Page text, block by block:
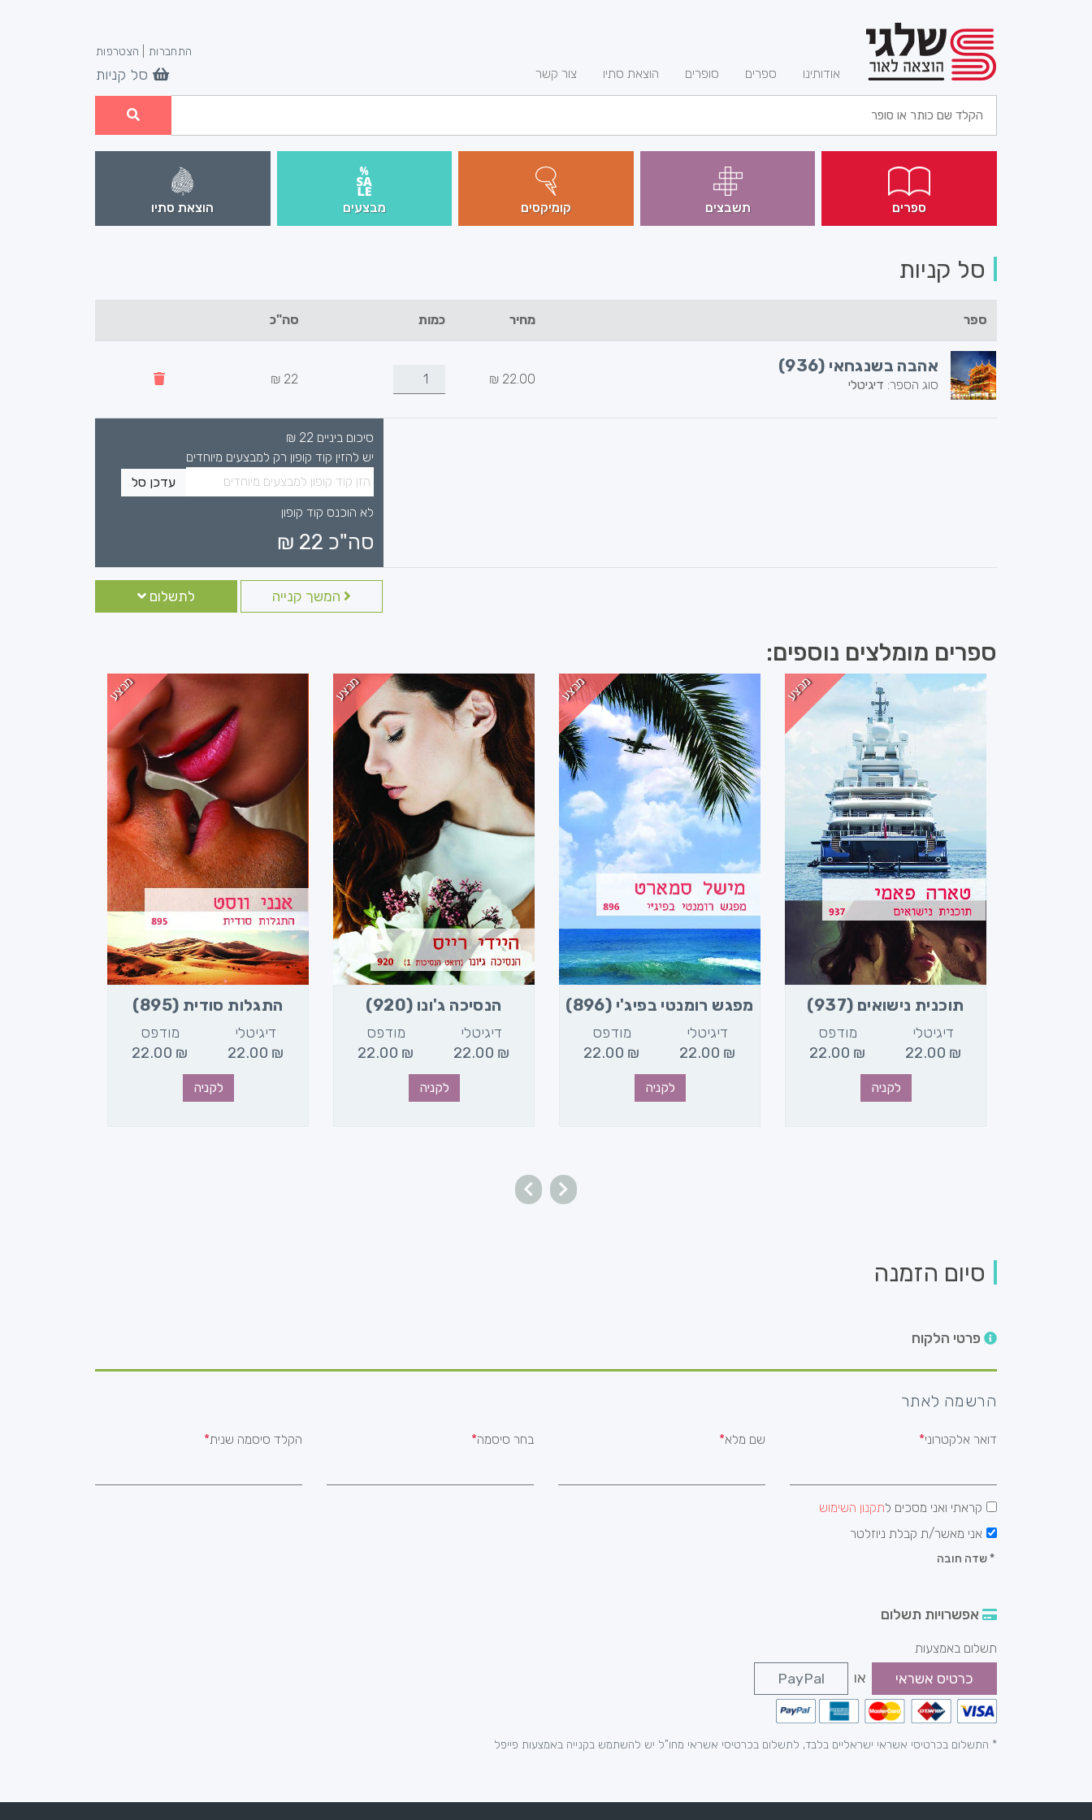
אודותינו ספרים סופרים הוצאת סתיו צור קשר
התחברות הצטרפות
סל קניות
ספרים תשבצים קומיקסים מבצעים הוצאת סתיו
סל קניות
ספר מחיר כמות סה"כ
אהבה בשנגחאי (936)
סוג הספר: דיגיטלי 22.00
₪
22 ₪
סיכום ביניים 22
₪
יש להזין קוד קופון רק למבצעים מיוחדים
עדכן סל
לא הוכנס קוד קופון
סה"כ 22
₪
המשך קנייה לתשלום
ספרים מומלצים נוספים:
מבצע
התגלות סודית (895)
מודפס
22.00 ₪
דיגיטלי
22.00 ₪
לקניה
מבצע
הנסיכה ג'ונו (920)
מודפס
22.00 ₪
דיגיטלי
22.00 ₪
לקניה
מבצע
מפגש רומנטי בפיג'י (896)
מודפס
22.00 ₪
דיגיטלי
22.00 ₪
לקניה
מבצע
תוכנית נישואים (937)
מודפס
22.00 ₪
דיגיטלי
22.00 ₪
לקניה
סיום הזמנה
פרטי הלקוח
הרשמה לאתר
דואר אלקטרוני שם מלא בחר סיסמה הקלד סיסמה שנית
קראתי ואני מסכים לתקנון השימוש
אני מאשר/ת קבלת ניוזלטר
*שדה חובה
אפשרויות תשלום
תשלום באמצעות
כרטיס אשראי או PayPal
* התשלום בכרטיסי אשראי ישראליים בלבד, לתשלום בכרטיסי אשראי מחו"ל יש להשתמש בקנייה באמצעות פייפל